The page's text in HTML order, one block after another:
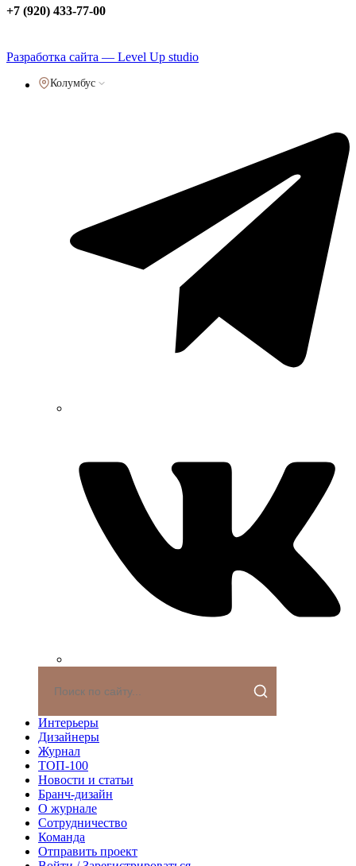
+7 (920) 433-77-00
Разработка сайта — Level Up studio
Колумбус
Интерьеры
Дизайнеры
Журнал
ТОП-100
Новости и статьи
Бранч-дизайн
О журнале
Сотрудничество
Команда
Отправить проект